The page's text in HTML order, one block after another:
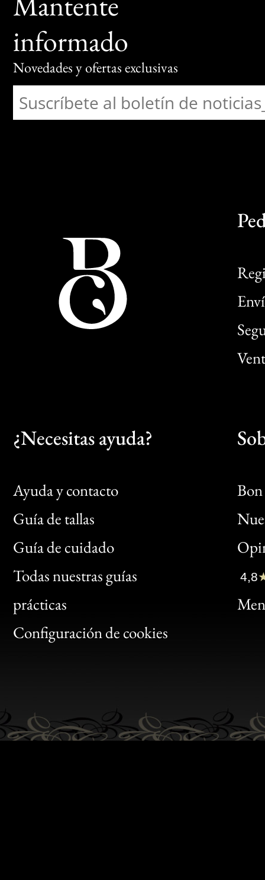
informado
Novedades y ofertas exclusivas
¿Necesitas ayuda?
Ayuda y contacto
Guía de tallas
Guía de cuidado
Todas nuestras guías
prácticas
Configuración de cookies
Bon
Clic
Bon
4,8